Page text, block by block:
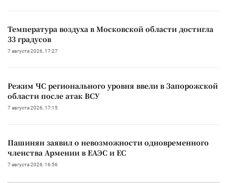
Температура воздуха в Московской области достигла
33 градусов
7 августа 2026, 17:27
Режим ЧС регионального уровня ввели в Запорожской
области после атак ВСУ
7 августа 2026, 17:15
Пашинян заявил о невозможности одновременного
членства Армении в ЕАЭС и ЕС
7 августа 2026, 16:56